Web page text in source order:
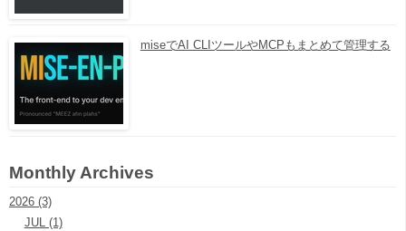
miseでAI CLIツールやMCPもまとめて管理する
Monthly Archives
2026 (3)
JUL (1)